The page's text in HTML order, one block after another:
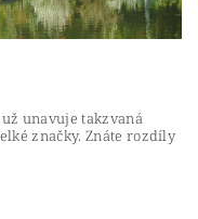
unavuje takzvaná
značky. Znáte rozdíly